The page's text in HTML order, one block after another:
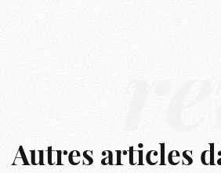
Autres articles